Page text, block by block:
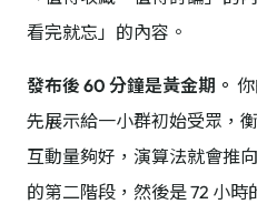
看完就忘」的內容。
發布後 60 分鐘是黃金期。
先展示給一小群初始受眾，
互動量夠好，演算法就會推
的第二階段，然後是 72 小時